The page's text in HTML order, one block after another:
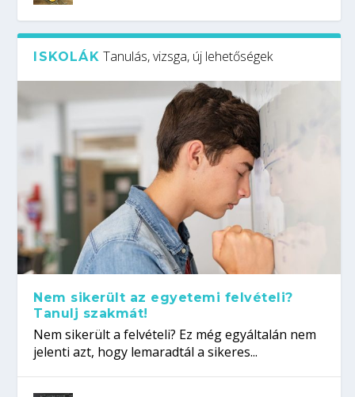
ISKOLÁK Tanulás, vizsga, új lehetőségek
Nem sikerült az egyetemi felvételi?
Tanulj szakmát!
Nem sikerült a felvételi? Ez még egyáltalán nem
jelenti azt, hogy lemaradtál a sikeres...